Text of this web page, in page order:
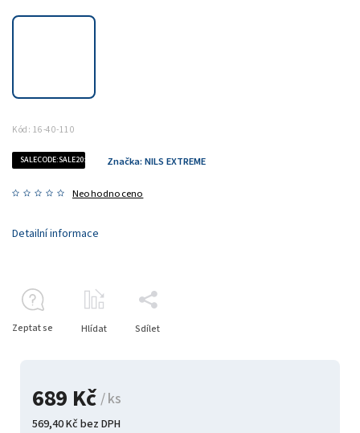
Kód: 16-40-110
SALECODE:SALE20:20:%
Neohodnoceno
Značka: NILS EXTREME
689 Kč / ks
569,40 Kč bez DPH
Detailní informace
Zeptat se Hlídat Sdílet